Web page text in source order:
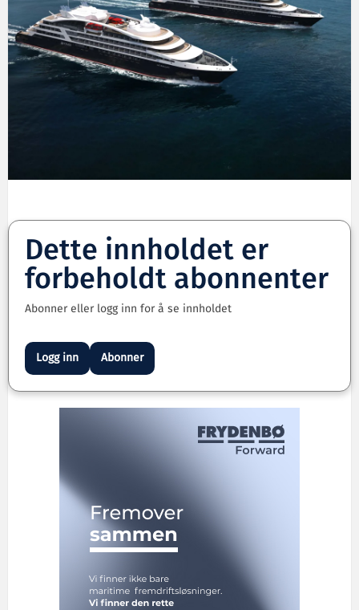
Dette innholdet er
forbeholdt abonnenter
Abonner eller logg inn for å se innholdet
Logg inn Abonner